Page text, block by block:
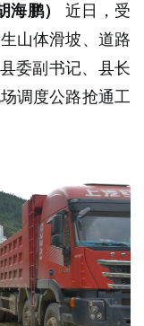
海鹏）
近日，受
山体滑坡、道路
委副书记、县长
调度公路抢通工